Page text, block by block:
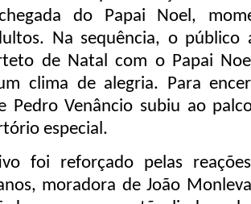
do Papai Noel,
Na sequência, o público
de Natal com o Papai
clima de alegria. Para
Pedro Venâncio subiu ao
especial.
foi reforçado pelas
, moradora de João